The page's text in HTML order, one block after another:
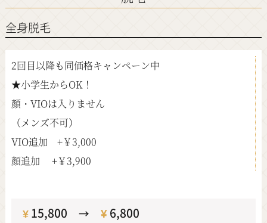
全身脱毛
2回目以降も同価格キャンペーン中
★小学生からOK！
顔・VIOは入りません
（メンズ不可）
VIO追加 +￥3,000
顔追加 +￥3,900
¥15,800→ ¥6,800